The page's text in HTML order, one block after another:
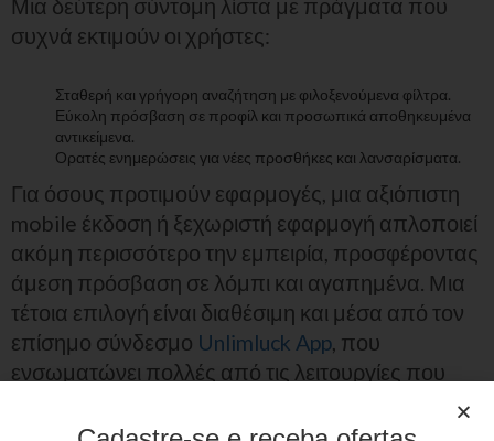
Μια δεύτερη σύντομη λίστα με πράγματα που
συχνά εκτιμούν οι χρήστες:
Σταθερή και γρήγορη αναζήτηση με φιλοξενούμενα φίλτρα.
Εύκολη πρόσβαση σε προφίλ και προσωπικά αποθηκευμένα
αντικείμενα.
Ορατές ενημερώσεις για νέες προσθήκες και λανσαρίσματα.
Για όσους προτιμούν εφαρμογές, μια αξιόπιστη
mobile έκδοση ή ξεχωριστή εφαρμογή απλοποιεί
ακόμη περισσότερο την εμπειρία, προσφέροντας
άμεση πρόσβαση σε λόμπι και αγαπημένα. Μια
τέτοια επιλογή είναι διαθέσιμη και μέσα από τον
επίσημο σύνδεσμο Unlimluck App, που
ενσωματώνει πολλές από τις λειτουργίες που